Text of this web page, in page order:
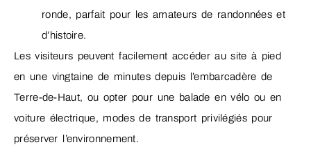
ronde, parfait pour les amateurs de randonnées et
d’histoire.
Les visiteurs peuvent facilement accéder au site à pied
en une vingtaine de minutes depuis l’embarcadère de
Terre-de-Haut, ou opter pour une balade en vélo ou en
voiture électrique, modes de transport privilégiés pour
préserver l’environnement.